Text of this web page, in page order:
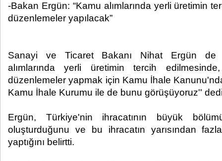
-Bakan Ergün: “Kamu alımlarında yerli üretimin
düzenlemeler yapılacak”
Sanayi ve Ticaret Bakanı Nihat Ergün de
alımlarında yerli üretimin tercih
düzenlemeler yapmak için Kamu İhale
Kamu İhale Kurumu ile de bunu görüşüyoruz''
Ergün, Türkiye'nin ihracatının büyük
oluşturduğunu ve bu ihracatın yarısından
yaptığını belirtti.